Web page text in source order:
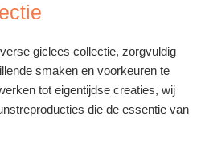
giclees collectie, zorgvuldig
smaken en voorkeuren te
tot eigentijdse creaties, wij
die de essentie van